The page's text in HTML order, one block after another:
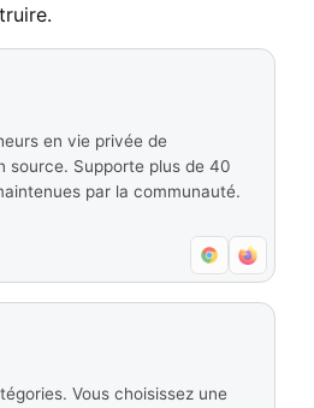
en vie privée de
source. Supporte plus de 40
par la communauté.
Vous choisissez une